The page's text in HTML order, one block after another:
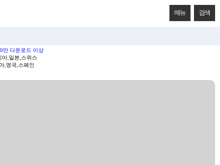
메뉴 검색
만 다운로드 이상
,일본,스위스
,영국,스페인